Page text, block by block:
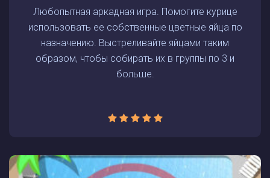
Любопытная аркадная игра. Помогите курице
использовать ее собственные цветные яйца по
назначению. Выстреливайте яйцами таким
образом, чтобы собирать их в группы по 3 и
больше.